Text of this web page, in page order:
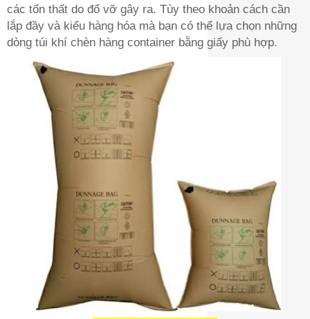
các tổn thất do đổ vỡ gây ra. Tùy theo khoản cách cần
lắp đầy và kiểu hàng hóa mà bạn có thể lựa chọn những
dòng túi khí chèn hàng container bằng giấy phù hợp.